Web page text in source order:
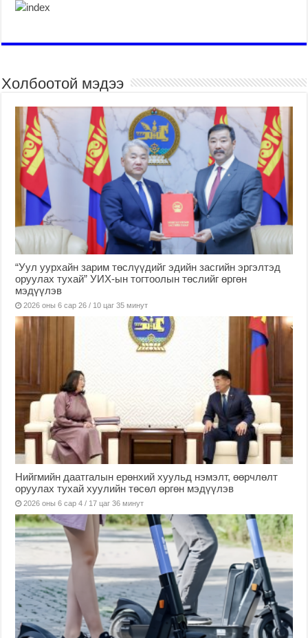
Холбоотой мэдээ
“Уул уурхайн зарим төслүүдийг эдийн засгийн эргэлтэд
оруулах тухай” УИХ-ын тогтоолын төслийг өргөн
мэдүүлэв
2026 оны 6 сар 26 / 10 цаг 35 минут
Нийгмийн даатгалын ерөнхий хуульд нэмэлт, өөрчлөлт
оруулах тухай хуулийн төсөл өргөн мэдүүлэв
2026 оны 6 сар 4 / 17 цаг 36 минут